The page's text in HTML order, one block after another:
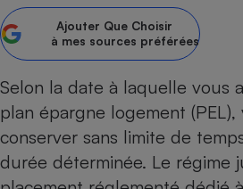
Ajouter Que Choisir
à mes sources préférées
Selon la date à laquelle vous
plan épargne logement (PEL),
conserver sans limite de
durée déterminée. Le régime